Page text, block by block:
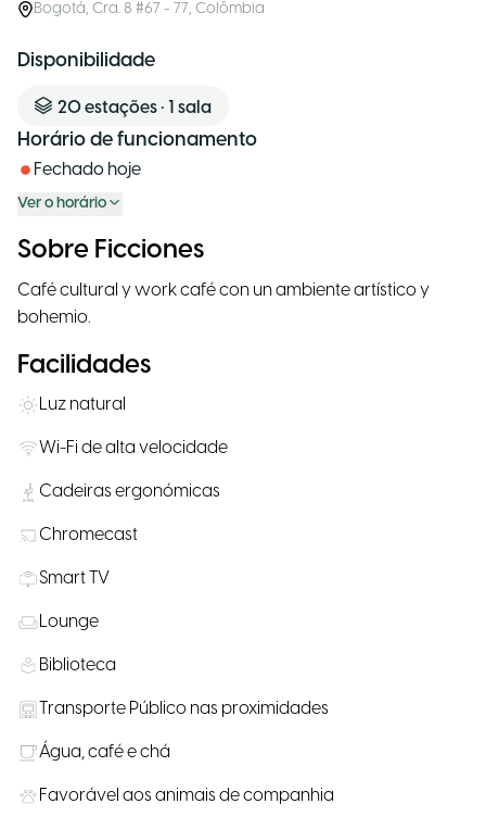
Bogotá, Cra. 8 #67 - 77, Colômbia
Disponibilidade
20estações • 1 sala
Horário de funcionamento
Fechado hoje
Ver o horário
Sobre Ficciones
Café cultural y work café con un ambiente artístico y
bohemio.
Facilidades
Luz natural
Wi-Fi de alta velocidade
Cadeiras ergonómicas
Chromecast
Smart TV
Lounge
Biblioteca
Transporte Público nas proximidades
Água, café e chá
Favorável aos animais de companhia